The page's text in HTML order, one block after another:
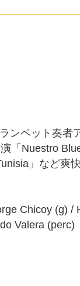
ンペット奏者
「Nuestro
」など爽
Chicoy (g) /
Valera (perc)